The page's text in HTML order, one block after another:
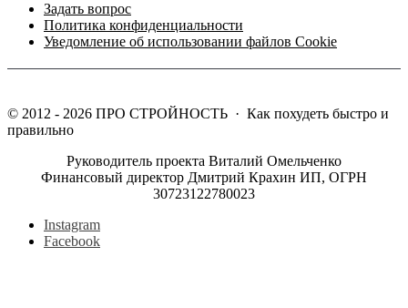
Задать вопрос
Политика конфиденциальности
Уведомление об использовании файлов Cookie
© 2012 - 2026 ПРО СТРОЙНОСТЬ · Как похудеть быстро и
правильно
Руководитель проекта Виталий Омельченко
Финансовый директор Дмитрий Крахин ИП, ОГРН
30723122780023
Instagram
Facebook